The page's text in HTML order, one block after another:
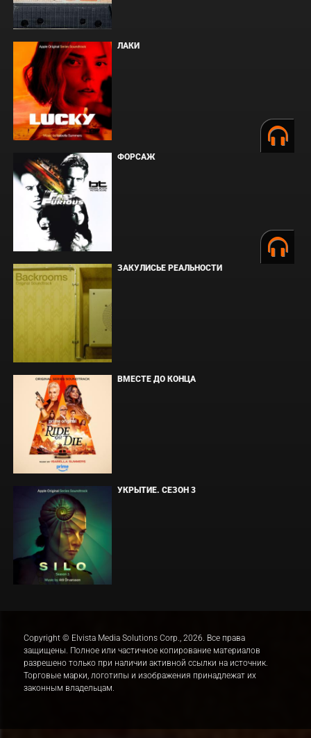
ЛАКИ
ФОРСАЖ
ЗАКУЛИСЬЕ РЕАЛЬНОСТИ
ВМЕСТЕ ДО КОНЦА
УКРЫТИЕ. СЕЗОН 3
Copyright © Elvista Media Solutions Corp., 2026. Все права
защищены. Полное или частичное копирование материалов
разрешено только при наличии активной ссылки на источник.
Торговые марки, логотипы и изображения принадлежат их
законным владельцам.